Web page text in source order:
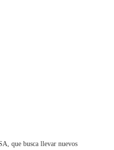
que busca llevar nuevos